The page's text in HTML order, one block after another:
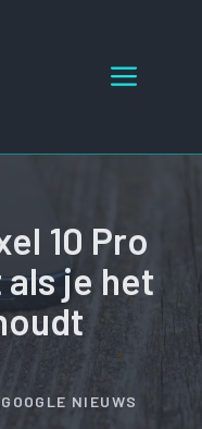
Menu
10 Pro
je het
GOOGLE NIEUWS